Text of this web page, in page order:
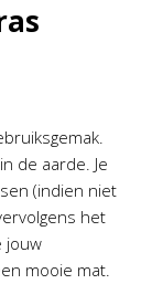
de aarde. Je
(indien niet
het
jouw
mooie mat.